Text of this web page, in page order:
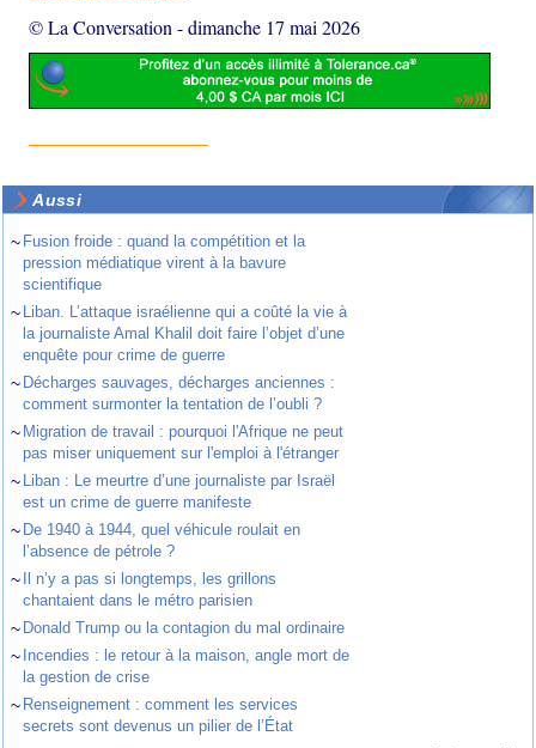
© La Conversation -dimanche 17 mai 2026
Aussi
~ Fusion froide : quand la compétition et la
pression médiatique virent à la bavure
scientifique
~ Liban. L’attaque israélienne qui a coûté la vie à
la journaliste Amal Khalil doit faire l’objet d’une
enquête pour crime de guerre
~ Décharges sauvages, décharges anciennes :
comment surmonter la tentation de l’oubli ?
~ Migration de travail : pourquoi l'Afrique ne peut
pas miser uniquement sur l'emploi à l'étranger
~ Liban : Le meurtre d’une journaliste par Israël
est un crime de guerre manifeste
~ De 1940 à 1944, quel véhicule roulait en
l’absence de pétrole ?
~
Il n’y a pas si longtemps, les grillons
chantaient dans le métro parisien
~ Donald Trump ou la contagion du mal ordinaire
~ Incendies : le retour à la maison, angle mort de
la gestion de crise
~ Renseignement : comment les services
secrets sont devenus un pilier de l’État